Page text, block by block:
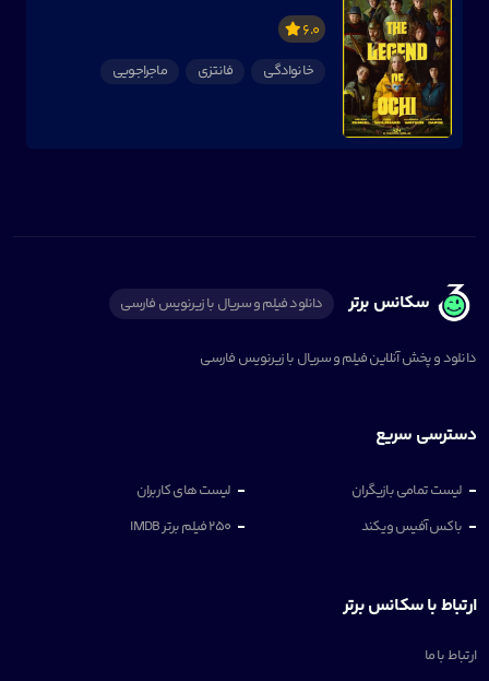
6.0
خانوادگی
فانتزی ماجراجویی
سکانس برتر دانلود فیلم و سریال با زیرنویس فارسی
دانلود و پخش آنلاین فیلم و سریال با زیرنویس فارسی
دسترسی سریع
لیست تمامی بازیگران
لیست های کاربران
باکس آفیس ویکند
250 فیلم برتر IMDB
ارتباط با سکانس برتر
ارتباط با ما